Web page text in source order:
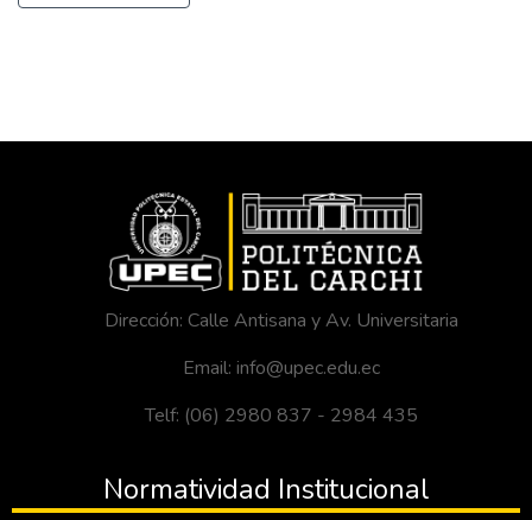
Dirección: Calle Antisana y Av. Universitaria
Email: info@upec.edu.ec
Telf: (06) 2980 837 - 2984 435
Normatividad Institucional